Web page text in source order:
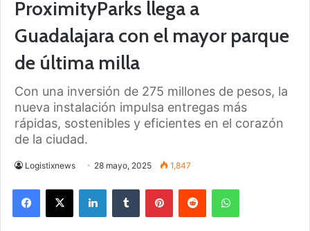
ProximityParks llega a
Guadalajara con el mayor parque
de última milla
Con una inversión de 275 millones de pesos, la
nueva instalación impulsa entregas más
rápidas, sostenibles y eficientes en el corazón
de la ciudad.
Logistixnews 28 mayo, 2025 1,847